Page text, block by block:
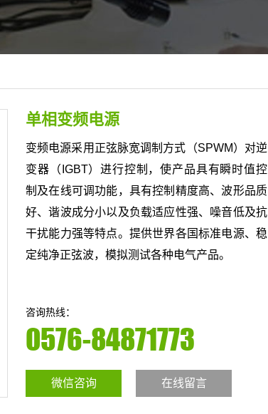
单相变频电源
变频电源采用正弦脉宽调制方式（SPWM）对逆
变器（IGBT）进行控制，使产品具有瞬时值控
制及在线可调功能，具有控制精度高、波形品质
好、谐波成分小以及负载适应性强、噪音低及抗
干扰能力强等特点。提供世界各国标准电源、稳
定纯净正弦波，模拟测试各种电气产品。
咨询热线：
0576-84871773
微信咨询 在线留言